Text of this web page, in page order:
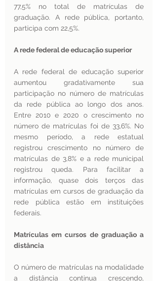
77,5% no total de matrículas de
graduação. A rede pública, portanto,
participa com 22,5%.
A rede federal de educação superior
A rede federal de educação superior
aumentou gradativamente sua
participação no número de matrículas
da rede pública ao longo dos anos.
Entre 2010 e 2020 o crescimento no
número de matrículas foi de 33,6%. No
mesmo período, a rede estatual
registrou crescimento no número de
matrículas de 3,8% e a rede municipal
registrou queda. Para facilitar a
informação, quase dois terços das
matrículas em cursos de graduação da
rede pública estão em instituições
federais.
Matrículas em cursos de graduação a
distância
O número de matrículas na modalidade
a distância continua crescendo,